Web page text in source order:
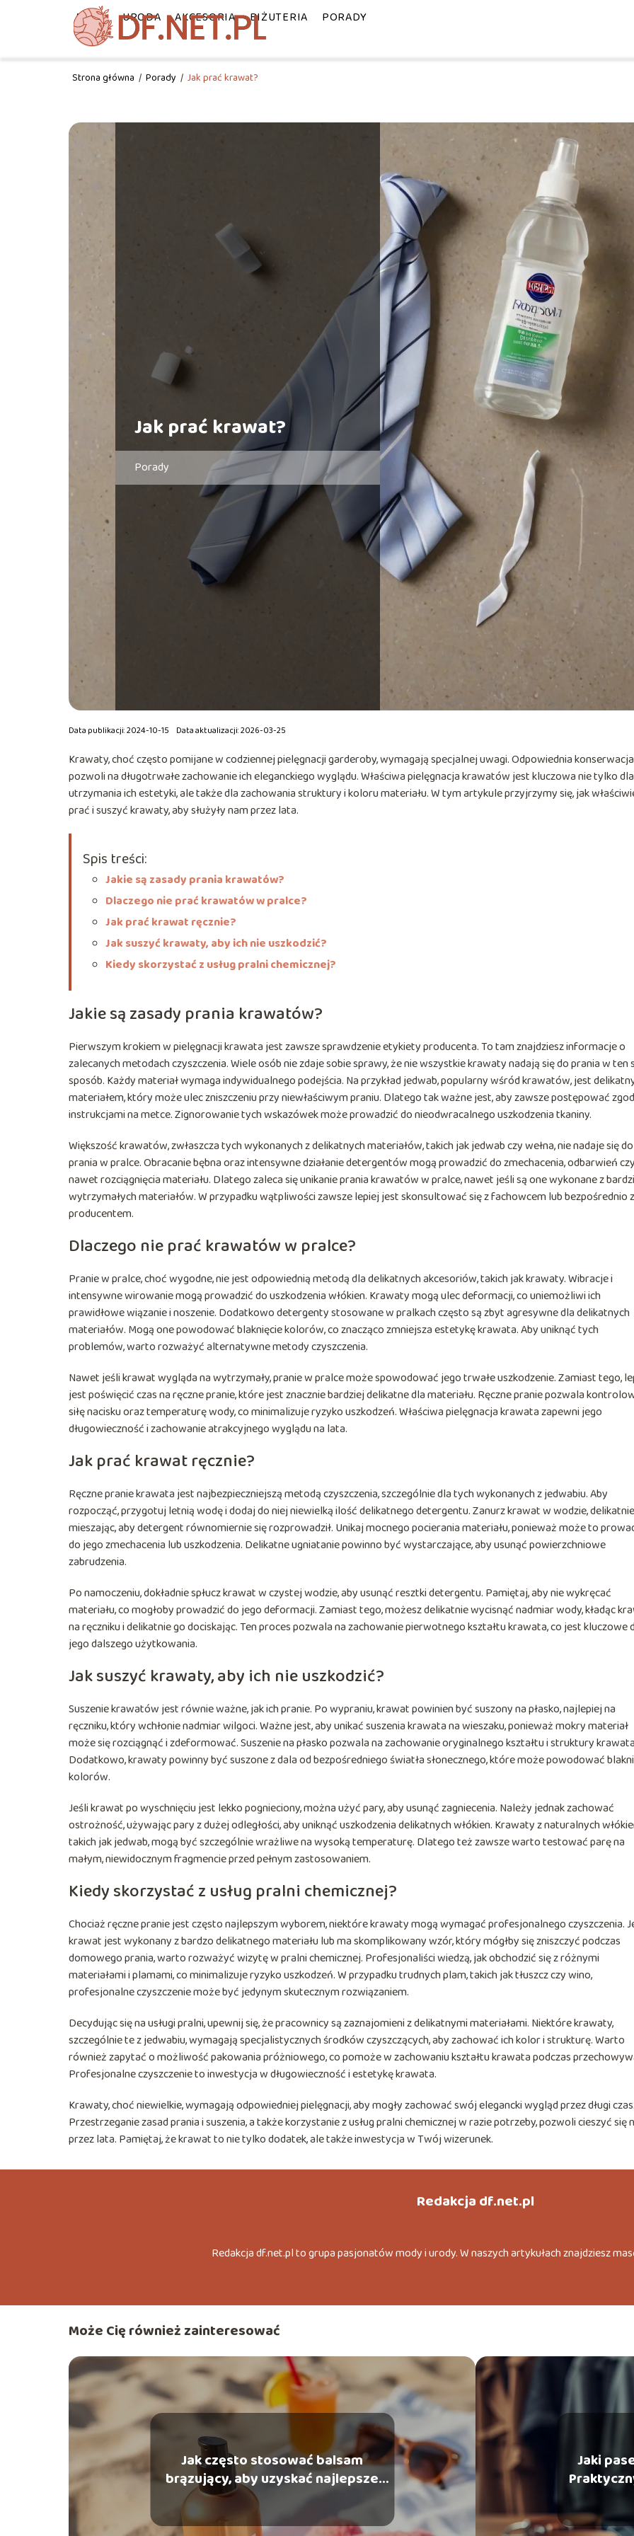
MODA URODA AKCESORIA BIŻUTERIA PORADY
Strona główna / Porady / Jak prać krawat?
Jak prać krawat?
Porady
Data publikacji: 2024-10-15 Data aktualizacji: 2026-03-25
Krawaty, choć często pomijane w codziennej pielęgnacji garderoby, wymagają specjalnej uwagi. Odpowiednia konserwacja
pozwoli na długotrwałe zachowanie ich eleganckiego wyglądu. Właściwa pielęgnacja krawatów jest kluczowa nie tylko dla
utrzymania ich estetyki, ale także dla zachowania struktury i koloru materiału. W tym artykule przyjrzymy się, jak
prać i suszyć krawaty, aby służyły nam przez lata.
Spis treści:
Jakie są zasady prania krawatów?
Dlaczego nie prać krawatów w pralce?
Jak prać krawat ręcznie?
Jak suszyć krawaty, aby ich nie uszkodzić?
Kiedy skorzystać z usług pralni chemicznej?
Jakie są zasady prania krawatów?
Pierwszym krokiem w pielęgnacji krawata jest zawsze sprawdzenie etykiety producenta. To tam znajdziesz informacje o
zalecanych metodach czyszczenia. Wiele osób nie zdaje sobie sprawy, że nie wszystkie krawaty nadają się do prania w ten
sposób. Każdy materiał wymaga indywidualnego podejścia. Na przykład jedwab, popularny wśród krawatów, jest
materiałem, który może ulec zniszczeniu przy niewłaściwym praniu. Dlatego tak ważne jest, aby zawsze postępować
instrukcjami na metce. Zignorowanie tych wskazówek może prowadzić do nieodwracalnego uszkodzenia tkaniny.
Większość krawatów, zwłaszcza tych wykonanych z delikatnych materiałów, takich jak jedwab czy wełna, nie nadaje się do
prania w pralce. Obracanie bębna oraz intensywne działanie detergentów mogą prowadzić do zmechacenia, odbarwień czy
nawet rozciągnięcia materiału. Dlatego zaleca się unikanie prania krawatów w pralce, nawet jeśli są one wykonane z
wytrzymałych materiałów. W przypadku wątpliwości zawsze lepiej jest skonsultować się z fachowcem lub bezpośrednio z
producentem.
Dlaczego nie prać krawatów w pralce?
Pranie w pralce, choć wygodne, nie jest odpowiednią metodą dla delikatnych akcesoriów, takich jak krawaty. Wibracje i
intensywne wirowanie mogą prowadzić do uszkodzenia włókien. Krawaty mogą ulec deformacji, co uniemożliwi ich
prawidłowe wiązanie i noszenie. Dodatkowo detergenty stosowane w pralkach często są zbyt agresywne dla delikatnych
materiałów. Mogą one powodować blaknięcie kolorów, co znacząco zmniejsza estetykę krawata. Aby uniknąć tych
problemów, warto rozważyć alternatywne metody czyszczenia.
Nawet jeśli krawat wygląda na wytrzymały, pranie w pralce może spowodować jego trwałe uszkodzenie. Zamiast tego,
jest poświęcić czas na ręczne pranie, które jest znacznie bardziej delikatne dla materiału. Ręczne pranie pozwala
siłę nacisku oraz temperaturę wody, co minimalizuje ryzyko uszkodzeń. Właściwa pielęgnacja krawata zapewni jego
długowieczność i zachowanie atrakcyjnego wyglądu na lata.
Jak prać krawat ręcznie?
Ręczne pranie krawata jest najbezpieczniejszą metodą czyszczenia, szczególnie dla tych wykonanych z jedwabiu. Aby
rozpocząć, przygotuj letnią wodę i dodaj do niej niewielką ilość delikatnego detergentu. Zanurz krawat w wodzie, delikatnie
mieszając, aby detergent równomiernie się rozprowadził. Unikaj mocnego pocierania materiału, ponieważ może to
do jego zmechacenia lub uszkodzenia. Delikatne ugniatanie powinno być wystarczające, aby usunąć powierzchniowe
zabrudzenia.
Po namoczeniu, dokładnie spłucz krawat w czystej wodzie, aby usunąć resztki detergentu. Pamiętaj, aby nie wykręcać
materiału, co mogłoby prowadzić do jego deformacji. Zamiast tego, możesz delikatnie wycisnąć nadmiar wody, kładąc
na ręczniku i delikatnie go dociskając. Ten proces pozwala na zachowanie pierwotnego kształtu krawata, co jest kluczowe
jego dalszego użytkowania.
Jak suszyć krawaty, aby ich nie uszkodzić?
Suszenie krawatów jest równie ważne, jak ich pranie. Po wypraniu, krawat powinien być suszony na płasko, najlepiej na
ręczniku, który wchłonie nadmiar wilgoci. Ważne jest, aby unikać suszenia krawata na wieszaku, ponieważ mokry materiał
może się rozciągnąć i zdeformować. Suszenie na płasko pozwala na zachowanie oryginalnego kształtu i struktury
Dodatkowo, krawaty powinny być suszone z dala od bezpośredniego światła słonecznego, które może powodować
kolorów.
Jeśli krawat po wyschnięciu jest lekko pognieciony, można użyć pary, aby usunąć zagniecenia. Należy jednak zachować
ostrożność, używając pary z dużej odległości, aby uniknąć uszkodzenia delikatnych włókien. Krawaty z naturalnych
takich jak jedwab, mogą być szczególnie wrażliwe na wysoką temperaturę. Dlatego też zawsze warto testować parę na
małym, niewidocznym fragmencie przed pełnym zastosowaniem.
Kiedy skorzystać z usług pralni chemicznej?
Chociaż ręczne pranie jest często najlepszym wyborem, niektóre krawaty mogą wymagać profesjonalnego czyszczenia.
krawat jest wykonany z bardzo delikatnego materiału lub ma skomplikowany wzór, który mógłby się zniszczyć podczas
domowego prania, warto rozważyć wizytę w pralni chemicznej. Profesjonaliści wiedzą, jak obchodzić się z różnymi
materiałami i plamami, co minimalizuje ryzyko uszkodzeń. W przypadku trudnych plam, takich jak tłuszcz czy wino,
profesjonalne czyszczenie może być jedynym skutecznym rozwiązaniem.
Decydując się na usługi pralni, upewnij się, że pracownicy są zaznajomieni z delikatnymi materiałami. Niektóre krawaty,
szczególnie te z jedwabiu, wymagają specjalistycznych środków czyszczących, aby zachować ich kolor i strukturę. Warto
również zapytać o możliwość pakowania próżniowego, co pomoże w zachowaniu kształtu krawata podczas
Profesjonalne czyszczenie to inwestycja w długowieczność i estetykę krawata.
Krawaty, choć niewielkie, wymagają odpowiedniej pielęgnacji, aby mogły zachować swój elegancki wygląd przez długi czas.
Przestrzeganie zasad prania i suszenia, a także korzystanie z usług pralni chemicznej w razie potrzeby, pozwoli cieszyć się
przez lata. Pamiętaj, że krawat to nie tylko dodatek, ale także inwestycja w Twój wizerunek.
Redakcja df.net.pl
Redakcja df.net.pl to grupa pasjonatów mody i urody. W naszych artykułach znajdziesz
Może Cię również zainteresować
Jak często stosować balsam
brązujący, aby uzyskać najlepsze
efekty?
Jaki